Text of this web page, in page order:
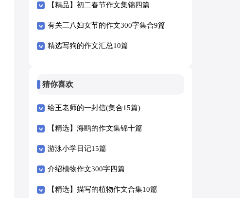
篇
【精品】初二春节作文集锦四篇
有关三八妇女节的作文300字集合9篇
精选写狗的作文汇总10篇
猜你喜欢
给王老师的一封信(集合15篇)
【精选】海鸥的作文集锦十篇
游泳小学日记15篇
介绍植物作文300字四篇
【精选】描写的植物作文合集10篇